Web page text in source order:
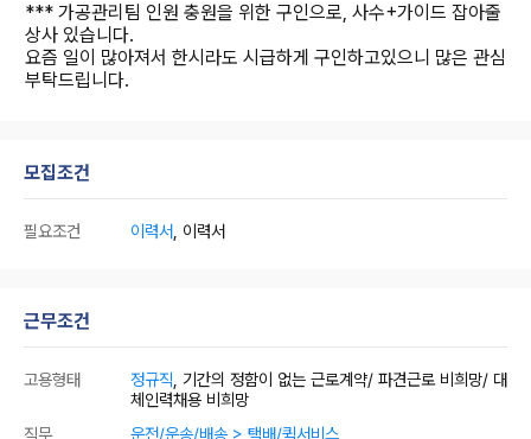
*** 가공관리팀 인원 충원을 위한 구인으로, 사수+가이드 잡아줄
상사 있습니다.
요즘 일이 많아져서 한시라도 시급하게 구인하고있으니 많은 관심
부탁드립니다.
모집조건
필요조건 이력서 , 이력서
근무조건
고용형태 정규직 , 기간의 정함이 없는 근로계약/ 파견근로 비희망/ 대
체인력채용 비희망
직무
운전/운송/배송 > 택배/퀵서비스